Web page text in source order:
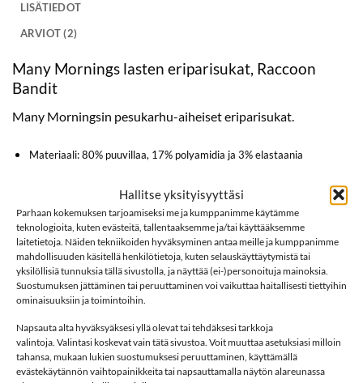
Hallitse yksityisyyttäsi
Parhaan kokemuksen tarjoamiseksi me ja kumppanimme käytämme
teknologioita, kuten evästeitä, tallentaaksemme ja/tai käyttääksemme
laitetietoja. Näiden tekniikoiden hyväksyminen antaa meille ja kumppanimme
mahdollisuuden käsitellä henkilötietoja, kuten selauskäyttäytymistä tai
yksilöllisiä tunnuksia tällä sivustolla, ja näyttää (ei-)personoituja mainoksia.
Suostumuksen jättäminen tai peruuttaminen voi vaikuttaa haitallisesti tiettyihin
ominaisuuksiin ja toimintoihin.
Napsauta alta hyväksyäksesi yllä olevat tai tehdäksesi tarkkoja
valintoja. Valintasi koskevat vain tätä sivustoa. Voit muuttaa asetuksiasi milloin
tahansa, mukaan lukien suostumuksesi peruuttaminen, käyttämällä
evästekäytännön vaihtopainikkeita tai napsauttamalla näytön alareunassa
LISÄTIEDOT
ARVIOT (2)
Many Mornings lasten eriparisukat, Raccoon
Bandit
Many Morningsin pesukarhu-aiheiset eriparisukat.
Materiaali: 80% puuvillaa, 17% polyamidia ja 3% elastaania
Kokotaulukko
Many Mornings
Sukat
Lisää sukkia
LISÄÄ
SUOSIKKEIHIN
LISÄÄ
SUOSIKKEIHIN